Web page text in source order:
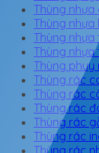
Thùng nhựa
Thùng nhựa
Thùng nhựa
Thùng nhựa
Thùng phuy
Thùng rác
Thùng rác
Thùng rác
Thùng rác
Thùng rác
Thùng rác